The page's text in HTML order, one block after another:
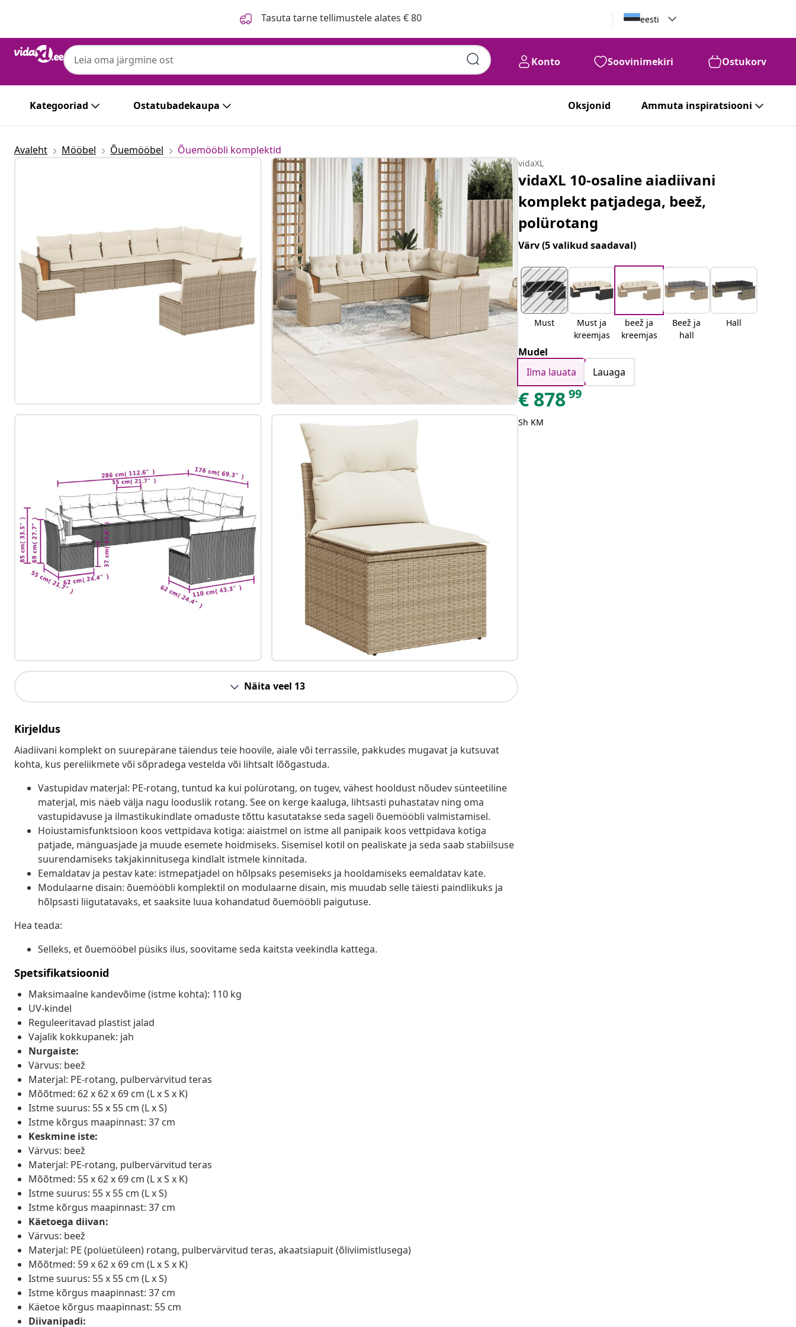
Tasuta tarne tellimustele alates € 80 eesti
Konto Soovinimekiri Ostukorv
Kategooriad Ostatubadekaupa Oksjonid Ammuta inspiratsiooni
Avaleht Mööbel Õuemööbel Õuemööbli komplektid
Näita veel 13
Kirjeldus
Aiadiivani komplekt on suurepärane täiendus teie hoovile, aiale või terrassile, pakkudes mugavat ja kutsuvat
kohta, kus pereliikmete või sõpradega vestelda või lihtsalt lõõgastuda.
Vastupidav materjal: PE-rotang, tuntud ka kui polürotang, on tugev, vähest hooldust nõudev sünteetiline
materjal, mis näeb välja nagu looduslik rotang. See on kerge kaaluga, lihtsasti puhastatav ning oma
vastupidavuse ja ilmastikukindlate omaduste tõttu kasutatakse seda sageli õuemööbli valmistamisel.
Hoiustamisfunktsioon koos vettpidava kotiga: aiaistmel on istme all panipaik koos vettpidava kotiga
patjade, mänguasjade ja muude esemete hoidmiseks. Sisemisel kotil on pealiskate ja seda saab stabiilsuse
suurendamiseks takjakinnitusega kindlalt istmele kinnitada.
Eemaldatav ja pestav kate: istmepatjadel on hõlpsaks pesemiseks ja hooldamiseks eemaldatav kate.
Modulaarne disain: õuemööbli komplektil on modulaarne disain, mis muudab selle täiesti paindlikuks ja
hõlpsasti liigutatavaks, et saaksite luua kohandatud õuemööbli paigutuse.
Hea teada:
Selleks, et õuemööbel püsiks ilus, soovitame seda kaitsta veekindla kattega.
Spetsifikatsioonid
Maksimaalne kandevõime (istme kohta): 110 kg
UV-kindel
Reguleeritavad plastist jalad
Vajalik kokkupanek: jah
Nurgaiste:
Värvus: beež
Materjal: PE-rotang, pulbervärvitud teras
Mõõtmed: 62 x 62 x 69 cm (L x S x K)
Istme suurus: 55 x 55 cm (L x S)
Istme kõrgus maapinnast: 37 cm
Keskmine iste:
Värvus: beež
Materjal: PE-rotang, pulbervärvitud teras
Mõõtmed: 55 x 62 x 69 cm (L x S x K)
Istme suurus: 55 x 55 cm (L x S)
Istme kõrgus maapinnast: 37 cm
Käetoega diivan:
Värvus: beež
Materjal: PE (polüetüleen) rotang, pulbervärvitud teras, akaatsiapuit (õliviimistlusega)
Mõõtmed: 59 x 62 x 69 cm (L x S x K)
Istme suurus: 55 x 55 cm (L x S)
Istme kõrgus maapinnast: 37 cm
Käetoe kõrgus maapinnast: 55 cm
Diivanipadi:
vidaXL
vidaXL 10-osaline aiadiivani
komplekt patjadega, beež,
polürotang
Värv(5 valikud saadaval)
Must
Must ja
kreemjas
beež ja
kreemjas
Beež ja
hall
Hall
Mudel
Ilma lauata
Lauaga
€ 87899
Sh KM